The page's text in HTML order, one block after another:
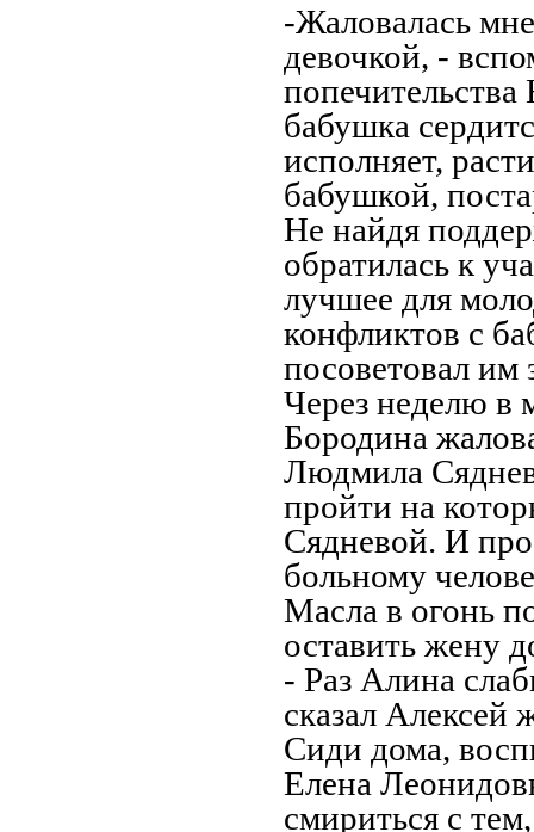
-Жаловалась
девочкой, -
бабушка
исполняет,
бабушкой,
Не найдя
обратилась к
лучшее для
конфликтов с
посоветовал им
Через неделю в
Бородина
Людмила
пройти на
Сядневой. И
больному
Масла в огонь
оставить жену
- Раз Алина
сказал Алексей
Сиди дома,
Елена
смириться с